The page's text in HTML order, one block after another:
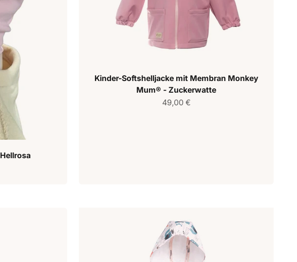
Kinder-Softshelljacke mit Membran Monkey
Mum® - Zuckerwatte
Verkaufspreis
49,00 €